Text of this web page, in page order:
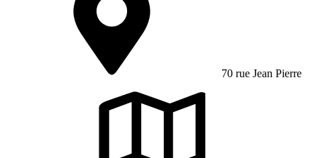
70 rue Jean Pierre